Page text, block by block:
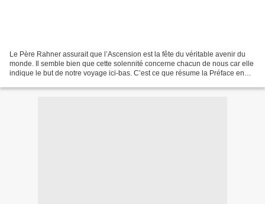
Le Père Rahner assurait que l’Ascension est la fête du véritable avenir du
monde. Il semble bien que cette solennité concerne chacun de nous car elle
indique le but de notre voyage ici-bas. C’est ce que résume la Préface en